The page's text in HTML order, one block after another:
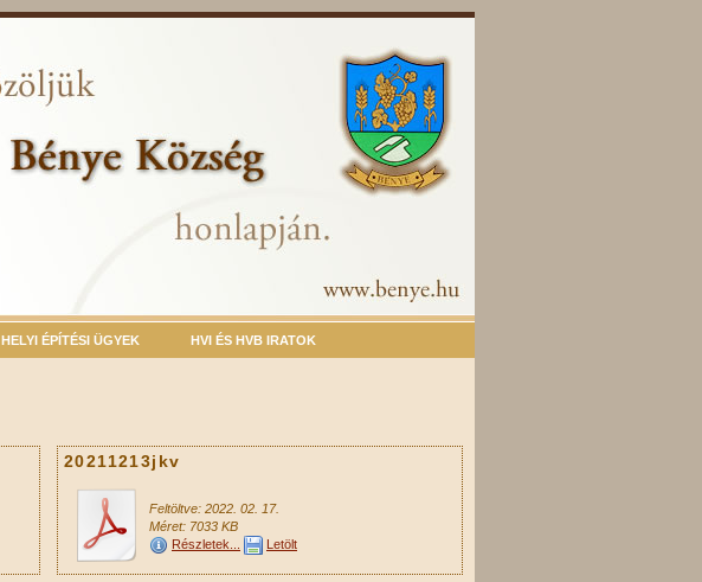
HELYI ÉPÍTÉSI ÜGYEK HVI ÉS HVB IRATOK
20211213jkv
Feltöltve: 2022. 02. 17.
Méret: 7033 KB
Részletek...
Letölt